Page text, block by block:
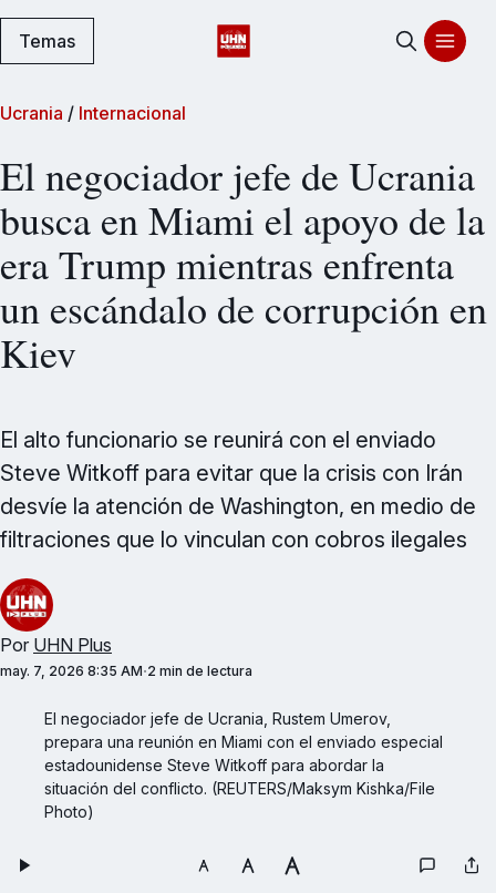
Temas
Ucrania / Internacional
El negociador jefe de Ucrania
busca en Miami el apoyo de la
era Trump mientras enfrenta
un escándalo de corrupción en
Kiev
El alto funcionario se reunirá con el enviado
Steve Witkoff para evitar que la crisis con Irán
desvíe la atención de Washington, en medio de
filtraciones que lo vinculan con cobros ilegales
Por UHN Plus
may. 7, 2026 8:35 AM 2 min de lectura
El negociador jefe de Ucrania, Rustem Umerov,
prepara una reunión en Miami con el enviado especial
estadounidense Steve Witkoff para abordar la
situación del conflicto. (REUTERS/Maksym Kishka/File
Photo)